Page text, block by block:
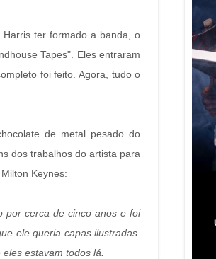
ter formado a banda, o
Tapes". Eles entraram
foi feito. Agora, tudo o
de metal pesado do
dos trabalhos do artista para
Keynes:
por cerca de cinco anos e foi
ele queria capas ilustradas.
estavam todos lá.